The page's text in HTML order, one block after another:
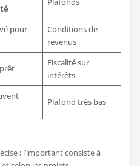
pour
Conditions de
revenus
Fiscalité sur
intérêts
Plafond très bas
; l’important consiste à